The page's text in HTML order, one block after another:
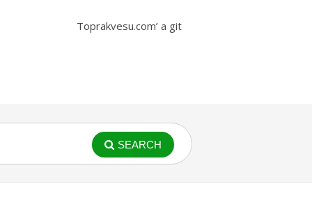
Toprakvesu.com’ a git
SEARCH